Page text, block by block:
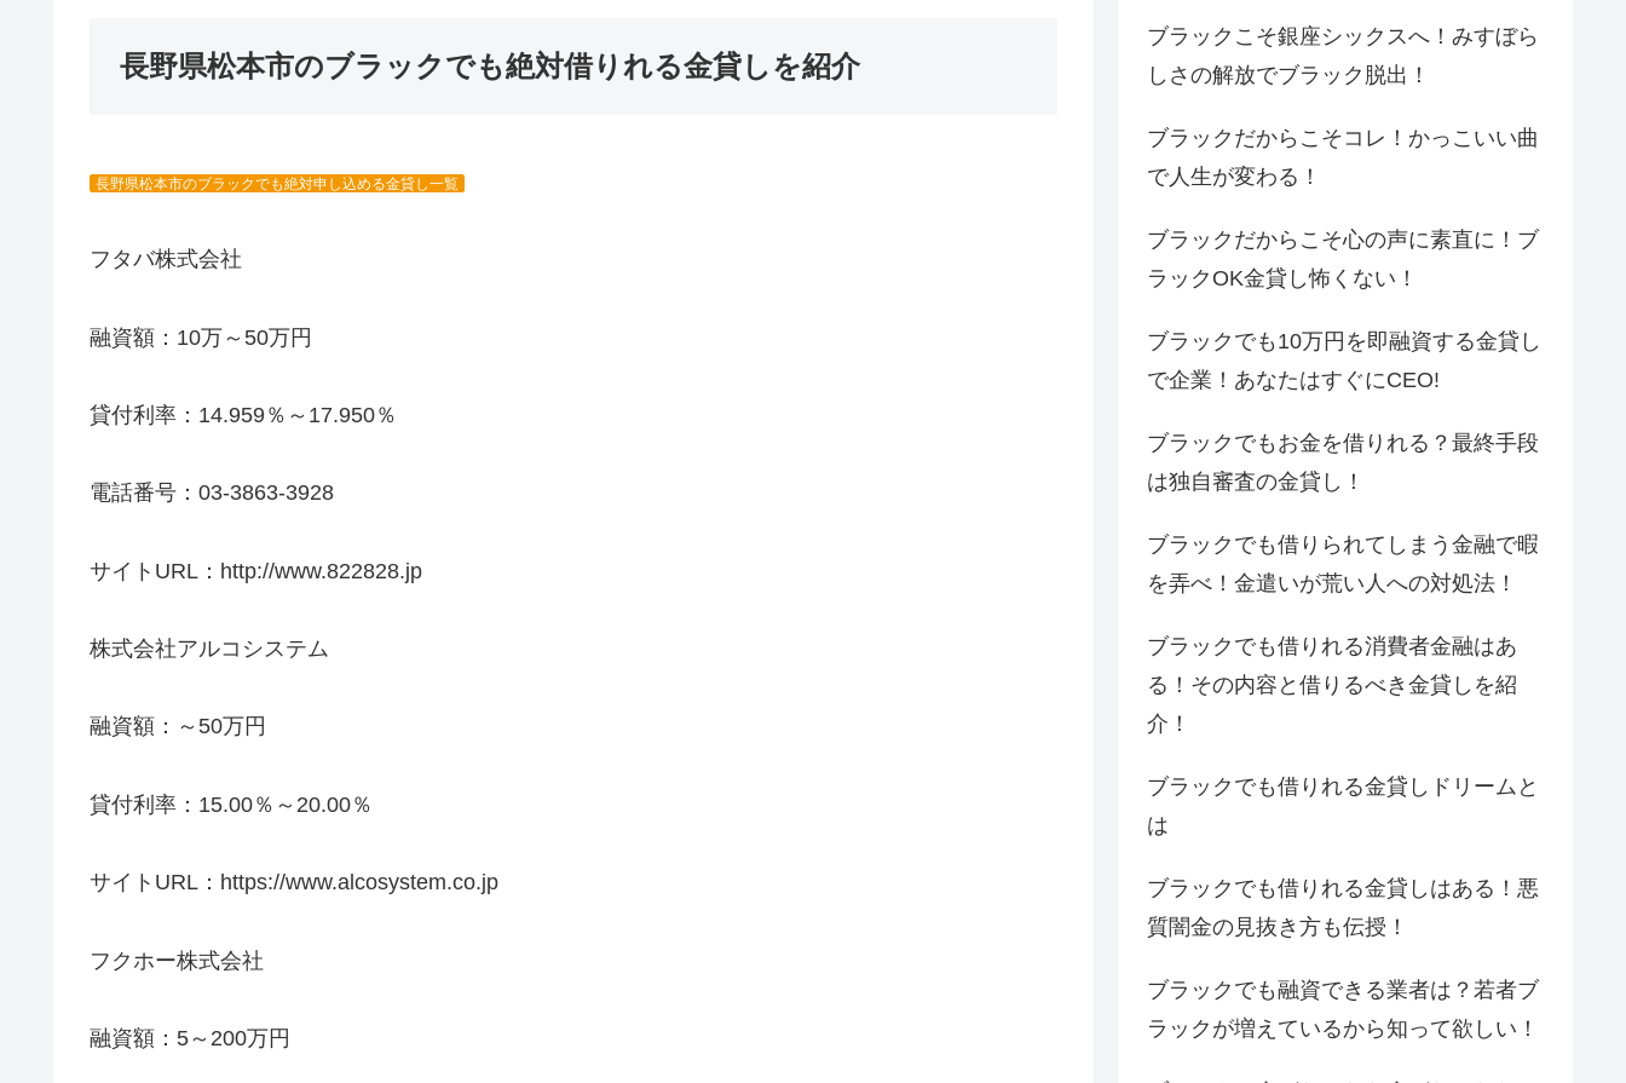
長野県松本市のブラックでも絶対借りれる金貸しを紹介
長野県松本市のブラックでも絶対申し込める金貸し一覧
フタバ株式会社
融資額：10万～50万円
貸付利率：14.959％～17.950％
電話番号：03-3863-3928
サイトURL：http://www.822828.jp
株式会社アルコシステム
融資額：～50万円
貸付利率：15.00％～20.00％
サイトURL：https://www.alcosystem.co.jp
フクホー株式会社
融資額：5～200万円
ブラックこそ銀座シックスへ！みすぼら
しさの解放でブラック脱出！
ブラックだからこそコレ！かっこいい曲
で人生が変わる！
ブラックだからこそ心の声に素直に！ブ
ラックOK金貸し怖くない！
ブラックでも10万円を即融資する金貸し
で企業！あなたはすぐにCEO!
ブラックでもお金を借りれる？最終手段
は独自審査の金貸し！
ブラックでも借りられてしまう金融で暇
を弄べ！金遣いが荒い人への対処法！
ブラックでも借りれる消費者金融はあ
る！その内容と借りるべき金貸しを紹
介！
ブラックでも借りれる金貸しドリームと
は
ブラックでも借りれる金貸しはある！悪
質闇金の見抜き方も伝授！
ブラックでも融資できる業者は？若者ブ
ラックが増えているから知って欲しい！